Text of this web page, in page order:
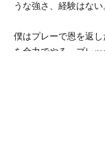
うな強さ、経験はない
僕はプレーで恩を返
を全力でやる。プレ